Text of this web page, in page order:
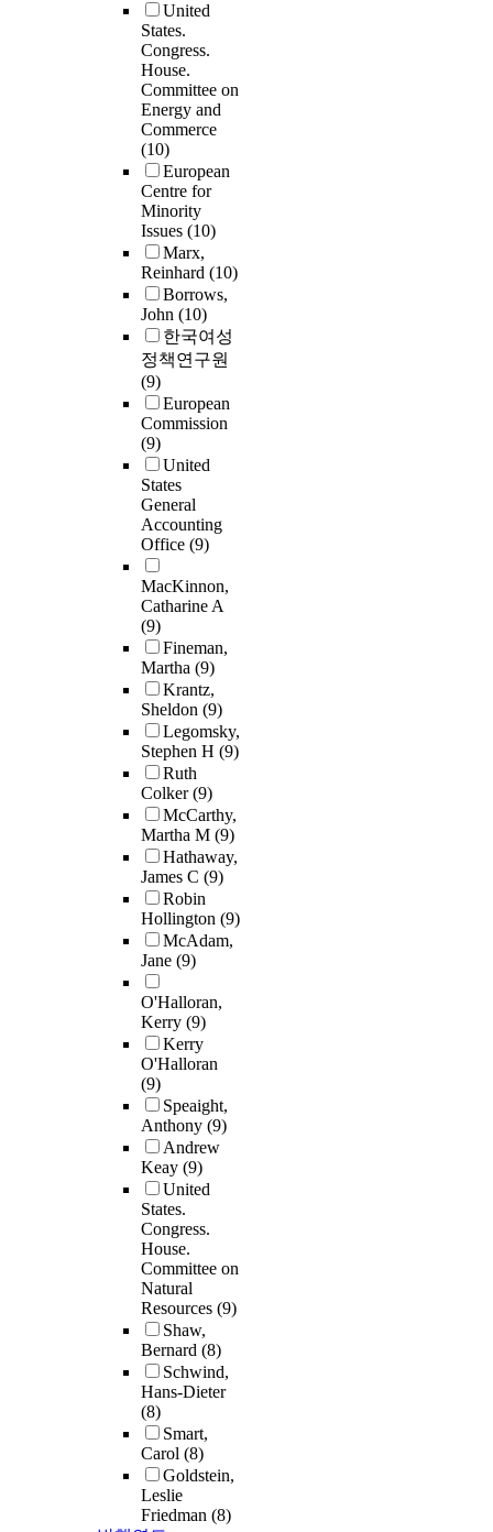
United
States.
Congress.
House.
Committee on
Energy and
Commerce
(10)
European
Centre for
Minority
Issues (10)
Marx,
Reinhard (10)
Borrows,
John (10)
한국여성
정책연구원
(9)
European
Commission
(9)
United
States
General
Accounting
Office (9)
MacKinnon,
Catharine A
(9)
Fineman,
Martha (9)
Krantz,
Sheldon (9)
Legomsky,
Stephen H (9)
Ruth
Colker(9)
McCarthy,
Martha M (9)
Hathaway,
James C (9)
Robin
Hollington (9)
McAdam,
Jane (9)
O'Halloran,
Kerry (9)
Kerry
O'Halloran
(9)
Speaight,
Anthony (9)
Andrew
Keay (9)
United
States.
Congress.
House.
Committee on
Natural
Resources (9)
Shaw,
Bernard (8)
Schwind,
Hans-Dieter
(8)
Smart,
Carol (8)
Goldstein,
Leslie
Friedman (8)